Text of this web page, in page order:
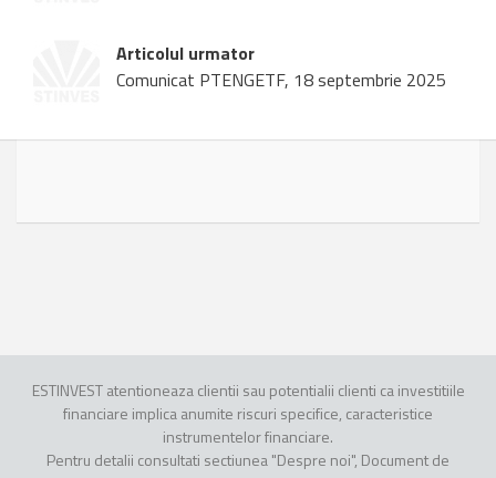
Articolul urmator
Comunicat PTENGETF, 18 septembrie 2025
ESTINVEST atentioneaza clientii sau potentialii clienti ca investitiile
financiare implica anumite riscuri specifice, caracteristice
instrumentelor financiare.
Pentru detalii consultati sectiunea "Despre noi", Document de